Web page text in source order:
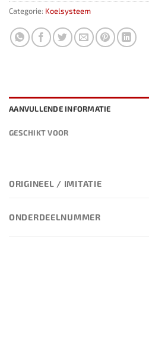
Categorie: Koelsysteem
AANVULLENDE INFORMATIE
GESCHIKT VOOR
ORIGINEEL / IMITATIE
ONDERDEELNUMMER